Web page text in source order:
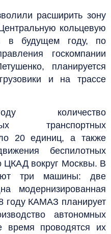
расширить зону
кольцевую
в будущем году, по
госкомпании
планируется
и на трассе
транспортных
20 единиц, а также
беспилотных
ЦКАД вокруг Москвы. В
три машины: две
модернизированная
году КАМАЗ планирует
автономных
время проводятся их